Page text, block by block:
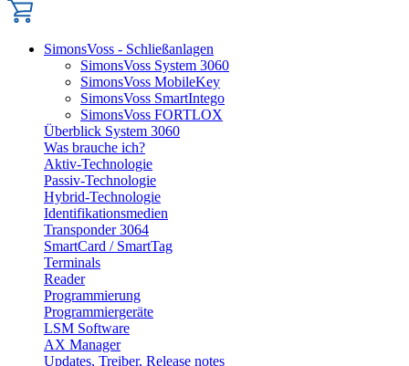
SimonsVoss - Schließanlagen
SimonsVoss System 3060
SimonsVoss MobileKey
SimonsVoss SmartIntego
SimonsVoss FORTLOX
Überblick System 3060
Was brauche ich?
Aktiv-Technologie
Passiv-Technologie
Hybrid-Technologie
Identifikationsmedien
Transponder 3064
SmartCard / SmartTag
Terminals
Reader
Programmierung
Programmiergeräte
LSM Software
AX Manager
Updates, Treiber, Release notes